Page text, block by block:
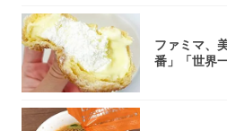
ファミマ、
番」「世界